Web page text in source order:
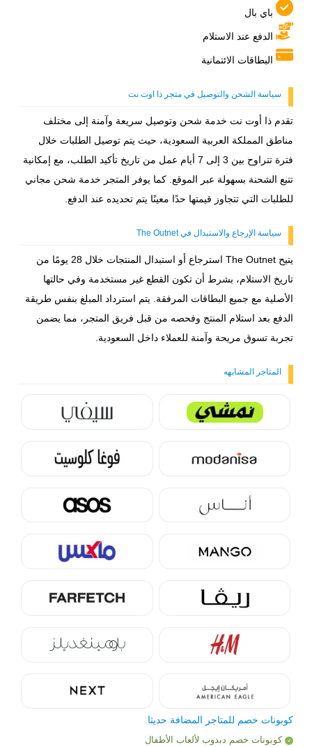
باي بال
الدفع عند الاستلام
البطاقات الائتمانية
سياسة الشحن والتوصيل في متجر ذا اوت نت
تقدم ذا أوت نت خدمة شحن وتوصيل سريعة وآمنة إلى مختلف
مناطق المملكة العربية السعودية، حيث يتم توصيل الطلبات خلال
فترة تتراوح بين 3 إلى 7 أيام عمل من تاريخ تأكيد الطلب، مع إمكانية
تتبع الشحنة بسهولة عبر الموقع. كما يوفر المتجر خدمة شحن مجاني
للطلبات التي تتجاوز قيمتها حدًا معينًا يتم تحديده عند الدفع.
سياسة الإرجاع والاستبدال في The Outnet
يتيح The Outnet استرجاع أو استبدال المنتجات خلال 28 يومًا من
تاريخ الاستلام، بشرط أن تكون القطع غير مستخدمة وفي حالتها
الأصلية مع جميع البطاقات المرفقة. يتم استرداد المبلغ بنفس طريقة
الدفع بعد استلام المنتج وفحصه من قبل فريق المتجر، مما يضمن
تجربة تسوق مريحة وآمنة للعملاء داخل السعودية.
المتاجر المشابهه
كوبونات خصم للمتاجر المضافة حديثا
كوبونات خصم دبدوب لألعاب الأطفال